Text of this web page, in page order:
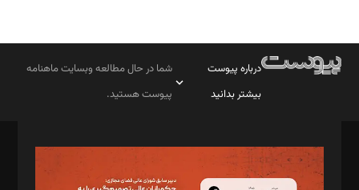
درباره پیوست
بیشتر بدانید
شما در حال مطالعه وبسایت ماهنامه
پیوست هستید.
مدیر مسئول: محمدباقر اثنی‌عشری
سردبیر: مهرک محمودی